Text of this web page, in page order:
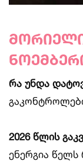
რა უნდა
2026 წლის
ენერგია წელს